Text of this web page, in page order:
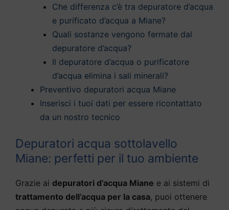
Che differenza c’è tra depuratore d’acqua
e purificato d’acqua a Miane?
Quali sostanze vengono fermate dal
depuratore d’acqua?
Il depuratore d’acqua o purificatore
d’acqua elimina i sali minerali?
Preventivo depuratori acqua Miane
Inserisci i tuoi dati per essere ricontattato
da un nostro tecnico
Depuratori acqua sottolavello
Miane: perfetti per il tuo ambiente
Grazie ai depuratori d’acqua Miane e ai sistemi di
trattamento dell’acqua per la casa, puoi ottenere